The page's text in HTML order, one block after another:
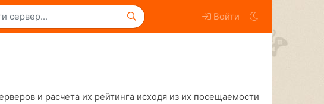
Войти
и расчета их рейтинга исходя из их посещаемости